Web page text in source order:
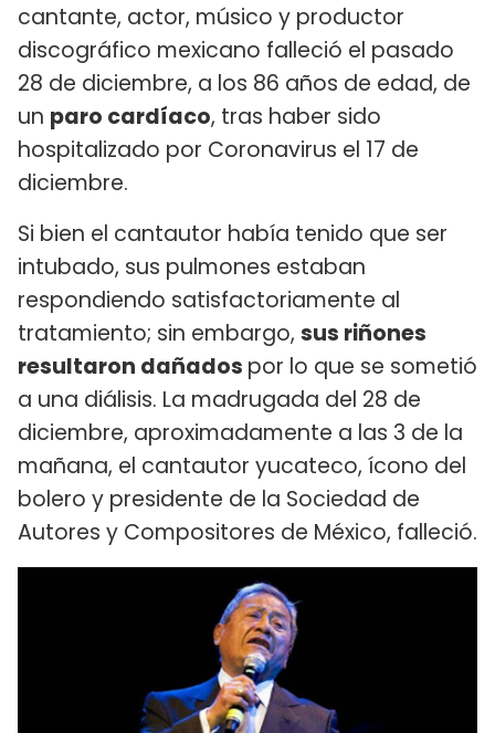
cantante, actor, músico y productor
discográfico mexicano falleció el pasado
28 de diciembre, a los 86 años de edad, de
un paro cardíaco, tras haber sido
hospitalizado por Coronavirus el 17 de
diciembre.
Si bien el cantautor había tenido que ser
intubado, sus pulmones estaban
respondiendo satisfactoriamente al
tratamiento; sin embargo, sus riñones
resultaron dañados por lo que se sometió
a una diálisis. La madrugada del 28 de
diciembre, aproximadamente a las 3 de la
mañana, el cantautor yucateco, ícono del
bolero y presidente de la Sociedad de
Autores y Compositores de México, falleció.